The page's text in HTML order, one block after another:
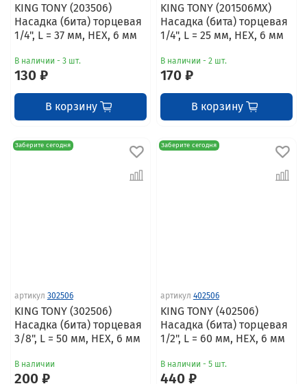
KING TONY (203506)
Насадка (бита) торцевая
1/4", L = 37 мм, HEX, 6 мм
В наличии - 3 шт.
130 ₽
В корзину
KING TONY (201506MX)
Насадка (бита) торцевая
1/4", L = 25 мм, HEX, 6 мм
В наличии - 2 шт.
170 ₽
В корзину
Заберите сегодня
артикул 302506
KING TONY (302506)
Насадка (бита) торцевая
3/8", L = 50 мм, HEX, 6 мм
В наличии
200 ₽
Заберите сегодня
артикул 402506
KING TONY (402506)
Насадка (бита) торцевая
1/2", L = 60 мм, HEX, 6 мм
В наличии - 5 шт.
440 ₽